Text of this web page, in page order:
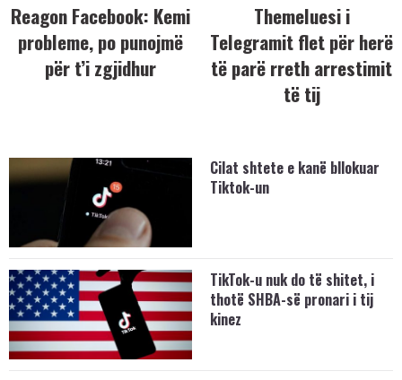
Reagon Facebook: Kemi
probleme, po punojmë
për t’i zgjidhur
Themeluesi i
Telegramit flet për herë
të parë rreth arrestimit
të tij
Cilat shtete e kanë bllokuar
Tiktok-un
TikTok-u nuk do të shitet, i
thotë SHBA-së pronari i tij
kinez